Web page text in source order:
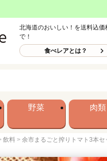
北海道のおいしい！を送料込価
で！
食べレアとは？
野菜 肉類
飲料 余市まるごと搾りトマト3本セ